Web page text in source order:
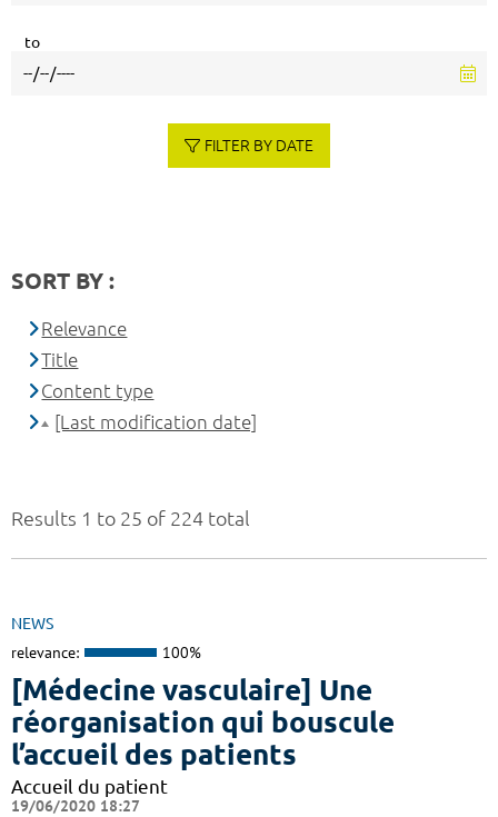
Results 1 to 25 of 224 total
NEWS
relevance: 100%
[Médecine vasculaire] Une
réorganisation qui bouscule
l’accueil des patients
Accueil du patient
19/06/2020 18:27
to
FILTER BY DATE
SORT BY :
Relevance
Title
Content type
[Last modification date]